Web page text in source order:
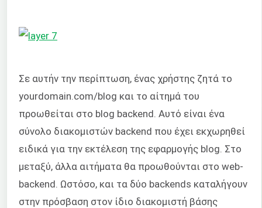
Σε αυτήν την περίπτωση, ένας χρήστης ζητά το
yourdomain.com/blog και το αίτημά του
προωθείται στο blog backend. Αυτό είναι ένα
σύνολο διακομιστών backend που έχει εκχωρηθεί
ειδικά για την εκτέλεση της εφαρμογής blog. Στο
μεταξύ, άλλα αιτήματα θα προωθούνται στο web-
backend. Ωστόσο, και τα δύο backends καταλήγουν
στην πρόσβαση στον ίδιο διακομιστή βάσης